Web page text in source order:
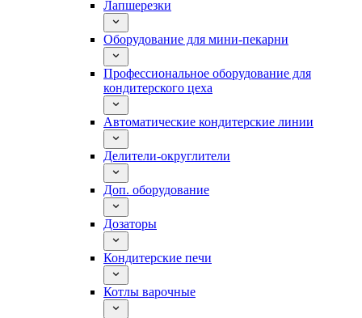
Лапшерезки
Оборудование для мини-пекарни
Профессиональное оборудование для
кондитерского цеха
Автоматические кондитерские линии
Делители-округлители
Доп. оборудование
Дозаторы
Кондитерские печи
Котлы варочные